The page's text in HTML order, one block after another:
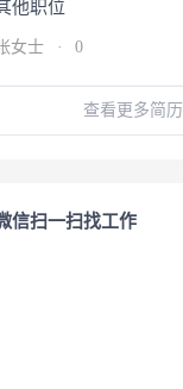
他职位
女士 · 0
查看更多简历
信扫一扫找工作